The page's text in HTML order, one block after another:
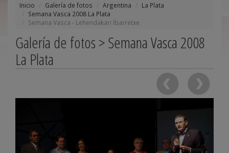
Inicio Galería de fotos Argentina
La Plata
Semana Vasca 2008 La Plata
Semana Vasca - Lehendakari Ibarretxe
Galería de fotos > Semana Vasca 2008
La Plata